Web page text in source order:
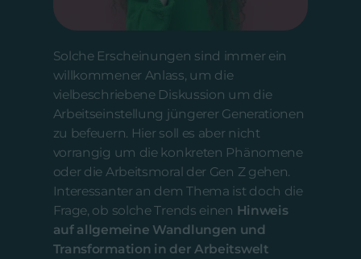
Solche Erscheinungen sind immer ein
willkommener Anlass, um die
vielbeschriebene Diskussion um die
Arbeitseinstellung jüngerer Generationen
zu befeuern. Hier soll es aber nicht
vorrangig um die konkreten Phänomene
oder die Arbeitsmoral der Gen Z gehen.
Interessanter an dem Thema ist doch die
Frage, ob solche Trends einen Hinweis
auf allgemeine Wandlungen und
Transformation in der Arbeitswelt